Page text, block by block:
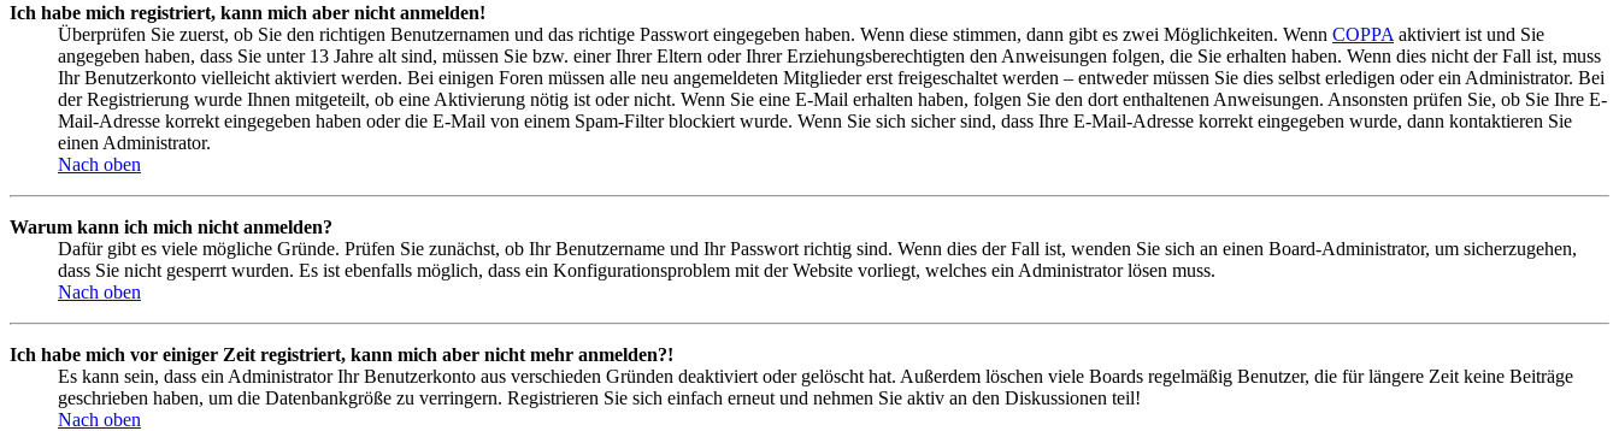
Ich habe mich registriert, kann mich aber nicht anmelden!
Überprüfen Sie zuerst, ob Sie den richtigen Benutzernamen und das richtige Passwort eingegeben haben. Wenn diese stimmen, dann gibt es zwei Möglichkeiten. Wenn COPPA aktiviert ist und Sie
angegeben haben, dass Sie unter 13 Jahre alt sind, müssen Sie bzw. einer Ihrer Eltern oder Ihrer Erziehungsberechtigten den Anweisungen folgen, die Sie erhalten haben. Wenn dies nicht der Fall ist, muss
Ihr Benutzerkonto vielleicht aktiviert werden. Bei einigen Foren müssen alle neu angemeldeten Mitglieder erst freigeschaltet werden – entweder müssen Sie dies selbst erledigen oder ein Administrator. Bei
der Registrierung wurde Ihnen mitgeteilt, ob eine Aktivierung nötig ist oder nicht. Wenn Sie eine E-Mail erhalten haben, folgen Sie den dort enthaltenen Anweisungen. Ansonsten prüfen Sie, ob Sie Ihre E-
Mail-Adresse korrekt eingegeben haben oder die E-Mail von einem Spam-Filter blockiert wurde. Wenn Sie sich sicher sind, dass Ihre E-Mail-Adresse korrekt eingegeben wurde, dann kontaktieren Sie
einen Administrator.
Nach oben
Warum kann ich mich nicht anmelden?
Dafür gibt es viele mögliche Gründe. Prüfen Sie zunächst, ob Ihr Benutzername und Ihr Passwort richtig sind. Wenn dies der Fall ist, wenden Sie sich an einen Board-Administrator, um sicherzugehen,
dass Sie nicht gesperrt wurden. Es ist ebenfalls möglich, dass ein Konfigurationsproblem mit der Website vorliegt, welches ein Administrator lösen muss.
Nach oben
Ich habe mich vor einiger Zeit registriert, kann mich aber nicht mehr anmelden?!
Es kann sein, dass ein Administrator Ihr Benutzerkonto aus verschieden Gründen deaktiviert oder gelöscht hat. Außerdem löschen viele Boards regelmäßig Benutzer, die für längere Zeit keine Beiträge
geschrieben haben, um die Datenbankgröße zu verringern. Registrieren Sie sich einfach erneut und nehmen Sie aktiv an den Diskussionen teil!
Nach oben